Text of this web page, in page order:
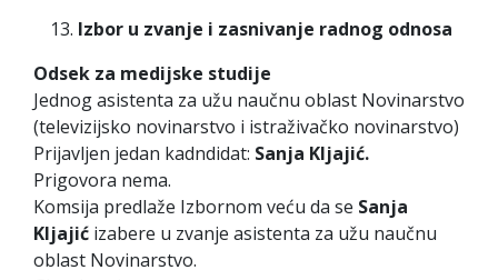
Izbor u zvanje i zasnivanje radnog odnosa
Odsek za medijske studije
Jednog asistenta za užu naučnu oblast Novinarstvo
(televizijsko novinarstvo i istraživačko novinarstvo)
Prijavljen jedan kadndidat: Sanja Kljajić.
Prigovora nema.
Komsija predlaže Izbornom veću da se Sanja
Kljajić izabere u zvanje asistenta za užu naučnu
oblast Novinarstvo.